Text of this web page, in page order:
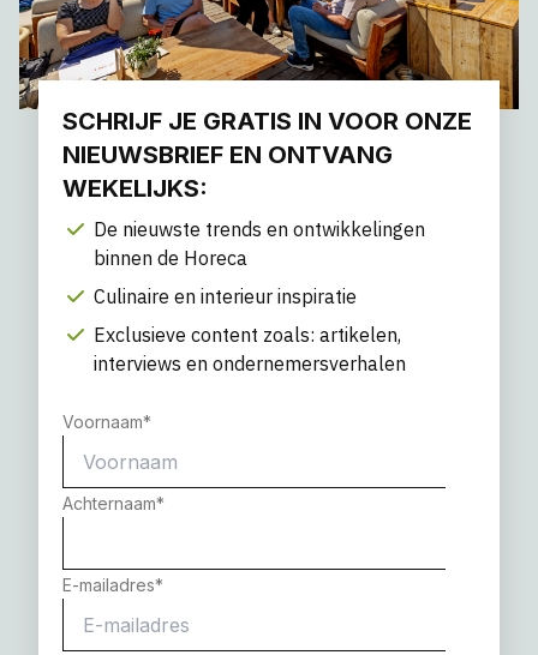
SCHRIJF JE GRATIS IN VOOR ONZE
NIEUWSBRIEF EN ONTVANG
WEKELIJKS:
De nieuwste trends en ontwikkelingen
binnen de Horeca
Culinaire en interieur inspiratie
Exclusieve content zoals: artikelen,
interviews en ondernemersverhalen
Voornaam*
Achternaam*
E-mailadres*